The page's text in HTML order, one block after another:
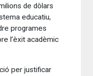
de dòlars
educatiu,
programes
l’èxit acadèmic
per justificar